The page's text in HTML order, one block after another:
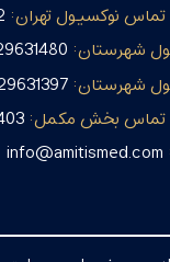
نوکسیول تهران:
شهرستان:
شهرستان:
تماس بخش مکمل:
info@amitismed.com